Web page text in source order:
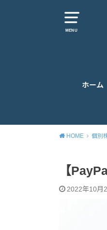
MENU
ホーム
HOME 個別
【
2022年10月